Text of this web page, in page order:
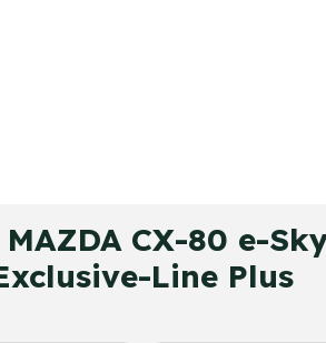
CX-80 e-
Line Plus